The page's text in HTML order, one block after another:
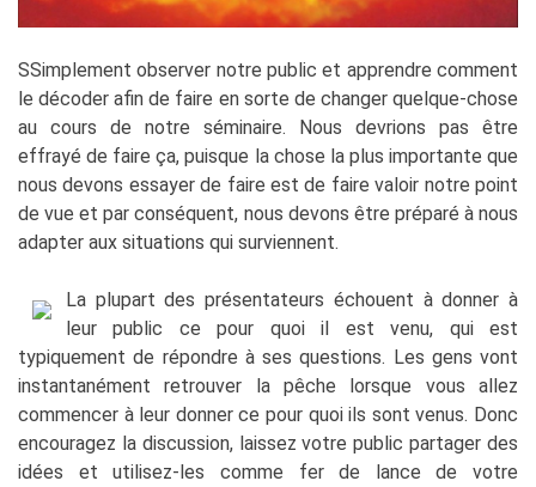
SSimplement observer notre public et apprendre comment
le décoder afin de faire en sorte de changer quelque-chose
au cours de notre séminaire. Nous devrions pas être
effrayé de faire ça, puisque la chose la plus importante que
nous devons essayer de faire est de faire valoir notre point
de vue et par conséquent, nous devons être préparé à nous
adapter aux situations qui surviennent.
La plupart des présentateurs échouent à donner à
leur public ce pour quoi il est venu, qui est
typiquement de répondre à ses questions. Les gens vont
instantanément retrouver la pêche lorsque vous allez
commencer à leur donner ce pour quoi ils sont venus. Donc
encouragez la discussion, laissez votre public partager des
idées et utilisez-les comme fer de lance de votre